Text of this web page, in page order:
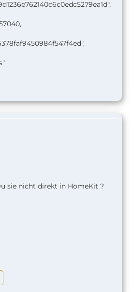
sie nicht direkt in HomeKit ?